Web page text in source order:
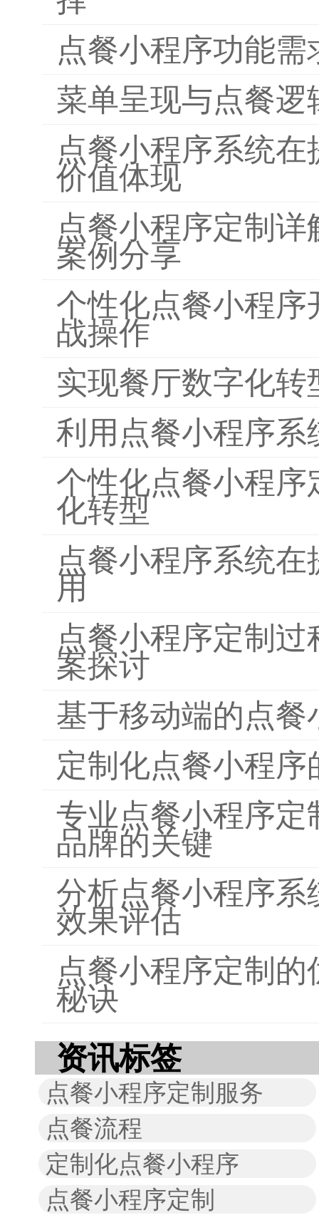
点餐小程序功能
菜单呈现与点餐
点餐小程序系统
价值体现
点餐小程序定制
案例分享
个性化点餐小程
战操作
实现餐厅数字化
利用点餐小程序
个性化点餐小程
化转型
点餐小程序系统
用
点餐小程序定制
案探讨
基于移动端的点餐
定制化点餐小程
专业点餐小程序
品牌的关键
分析点餐小程序
效果评估
点餐小程序定制
秘诀
资讯标签
点餐小程序定制服务
点餐流程
定制化点餐小程序
点餐小程序定制